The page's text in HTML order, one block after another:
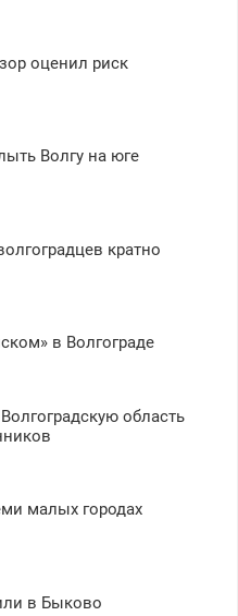
оценил риск
Волгу на юге
кратно
в Волгограде
область
малых городах
в Быково